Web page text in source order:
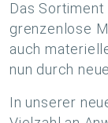
Das Sortiment
grenzenlose
auch
nun durch
In unserer